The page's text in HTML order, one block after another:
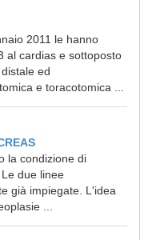
2011 le hanno
al cardias e sottoposto
ed
e toracotomica ...
la condizione di
due linee
già impiegate. L'idea
...